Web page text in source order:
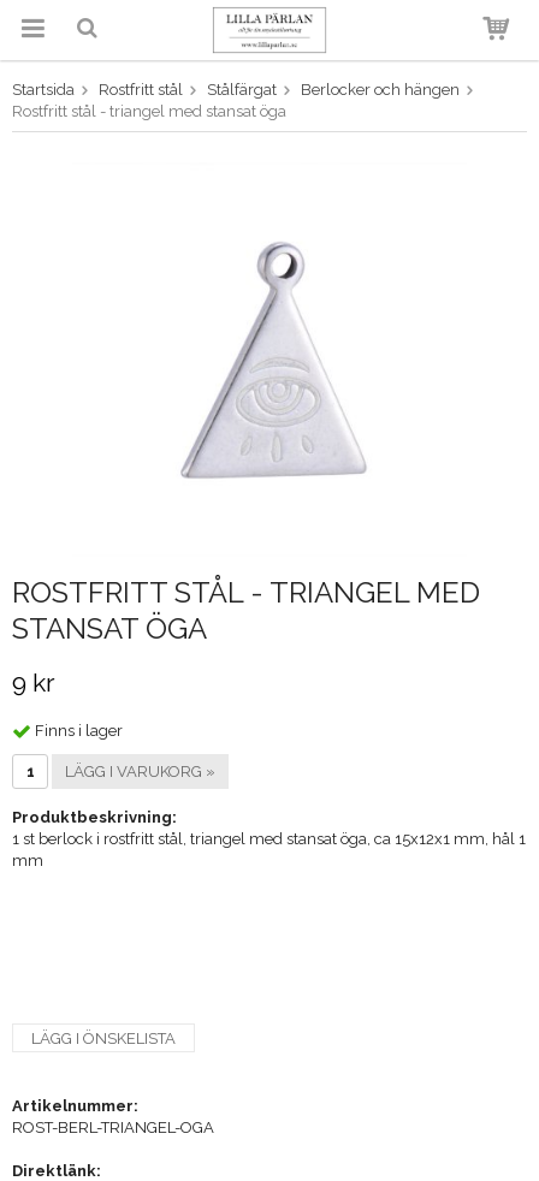
Produkten har blivit tillagd i
varukorgen
Startsida Rostfritt stål Stålfärgat
Berlocker och hängen
Rostfritt stål - triangel med stansat öga
ROSTFRITT STÅL - TRIANGEL MED
STANSAT ÖGA
9 kr
Finns i lager
LÄGG I VARUKORG »
Produktbeskrivning:
1 st berlock i rostfritt stål, triangel med stansat öga, ca 15x12x1 mm, hål 1
mm
LÄGG I ÖNSKELISTA
Artikelnummer:
ROST-BERL-TRIANGEL-OGA
Direktlänk: